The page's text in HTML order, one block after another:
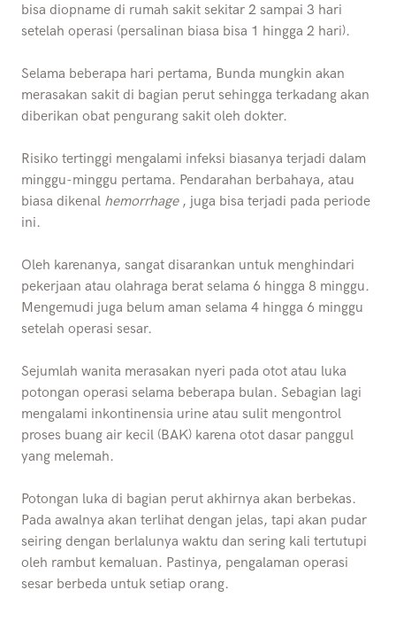
bisa diopname di rumah sakit sekitar 2 sampai 3 hari
setelah operasi (persalinan biasa bisa 1 hingga 2 hari).
Selama beberapa hari pertama, Bunda mungkin akan
merasakan sakit di bagian perut sehingga terkadang akan
diberikan obat pengurang sakit oleh dokter.
Risiko tertinggi mengalami infeksi biasanya terjadi dalam
minggu-minggu pertama. Pendarahan berbahaya, atau
biasa dikenal hemorrhage , juga bisa terjadi pada periode
ini.
Oleh karenanya, sangat disarankan untuk menghindari
pekerjaan atau olahraga berat selama 6 hingga 8 minggu.
Mengemudi juga belum aman selama 4 hingga 6 minggu
setelah operasi sesar.
Sejumlah wanita merasakan nyeri pada otot atau luka
potongan operasi selama beberapa bulan. Sebagian lagi
mengalami inkontinensia urine atau sulit mengontrol
proses buang air kecil (BAK) karena otot dasar panggul
yang melemah.
Potongan luka di bagian perut akhirnya akan berbekas.
Pada awalnya akan terlihat dengan jelas, tapi akan pudar
seiring dengan berlalunya waktu dan sering kali tertutupi
oleh rambut kemaluan. Pastinya, pengalaman operasi
sesar berbeda untuk setiap orang.